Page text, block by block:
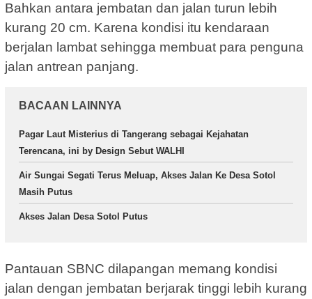
Bahkan antara jembatan dan jalan turun lebih
kurang 20 cm. Karena kondisi itu kendaraan
berjalan lambat sehingga membuat para penguna
jalan antrean panjang.
BACAAN LAINNYA
Pagar Laut Misterius di Tangerang sebagai Kejahatan
Terencana, ini by Design Sebut WALHI
Air Sungai Segati Terus Meluap, Akses Jalan Ke Desa Sotol
Masih Putus
Akses Jalan Desa Sotol Putus
Pantauan SBNC dilapangan memang kondisi
jalan dengan jembatan berjarak tinggi lebih kurang